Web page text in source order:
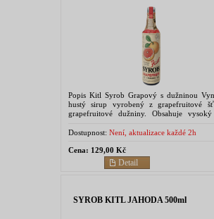
Popis Kitl Syrob Grapový s dužninou
hustý sirup vyrobený z grapefruitové
grapefruitové dužniny. Obsahuje
osvěžujících...
Dostupnost: Není, aktualizace každé 2h
Cena: 129,00 Kč
Detail
SYROB KITL JAHODA 500ml